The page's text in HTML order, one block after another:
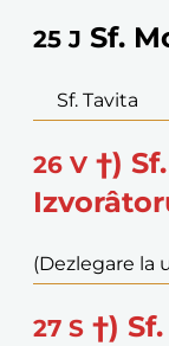
25 J Sf.
Sf. Tavita
26 V †)
(Dezlegare la
27 S †)